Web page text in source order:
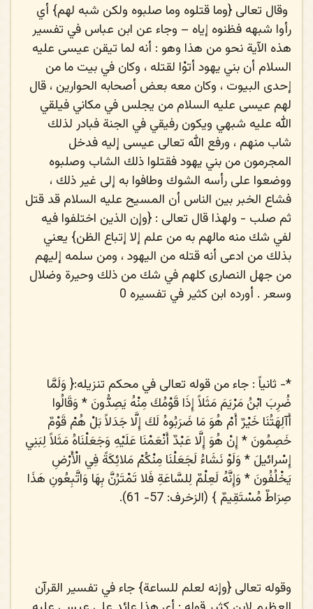
وقال تعالى {وما قتلوه وما صلبوه ولكن شبه لهم} أي
رأوا شبهه فظنوه إياه – وجاء عن ابن عباس في تفسير
هذه الآية نحو من هذا وهو : أنه لما تيقن عيسى عليه
السلام أن بني يهود أتوْا لقتله ، وكان في بيت ما من
إحدى البيوت ، وكان معه بعض أصحابه الحوارين ، قال
لهم عيسى عليه السلام من يجلس في مكاني فيلقي
الله عليه شبهي ويكون رفيقي في الجنة فبادر لذلك
شاب منهم ، ورفع الله تعالى عيسى إليه فدخل
المجرمون من بني يهود فقتلوا ذلك الشاب وصلبوه
ووضعوا على رأسه الشوك وطافوا به إلى غير ذلك ،
فشاع الخبر بين الناس أن المسيح عليه السلام قد قتل
ثم صلب - ولهذا قال تعالى : {وإن الذين اختلفوا فيه
لفي شك منه مالهم به من علم إلا إتباع الظن} يعني
بذلك من ادعى أنه قتله من اليهود ، ومن سلمه إليهم
من جهل النصارى كلهم في شك من ذلك وحيرة وضلال
وسعر . أورده ابن كثير في تفسيره 0
*- ثانياً : جاء من قوله تعالى في محكم تنزيله:{ وَلَمَّا
ضُرِبَ ابْنُ مَرْيَمَ مَثَلاً إِذَا قَوْمُكَ مِنْهُ يَصِدُّونَ * وَقَالُوا
أَآلِهَتُنَا خَيْرٌ أَمْ هُوَ مَا ضَرَبُوهُ لَكَ إِلَّا جَدَلاً بَلْ هُمْ قَوْمٌ
خَصِمُونَ * إِنْ هُوَ إِلَّا عَبْدٌ أَنْعَمْنَا عَلَيْهِ وَجَعَلْنَاهُ مَثَلاً لِبَنِي
إِسْرائيلَ * وَلَوْ نَشَاءُ لَجَعَلْنَا مِنْكُمْ مَلائِكَةً فِي الْأَرْضِ
يَخْلُفُونَ * وَإِنَّهُ لَعِلْمٌ لِلسَّاعَةِ فَلا تَمْتَرُنَّ بِهَا وَاتَّبِعُونِ هَذَا
صِرَاطٌ مُسْتَقِيمٌ } (الزخرف: 57- 61).
وقوله تعالى {وإنه لعلم للساعة} جاء في تفسير القرآن